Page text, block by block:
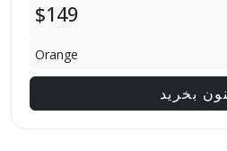
$149
Orange
بخرید